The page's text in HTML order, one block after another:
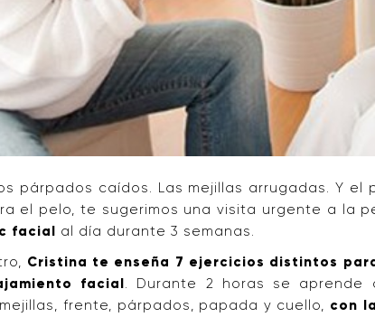
párpados caídos. Las mejillas arrugadas. Y
el pelo, te sugerimos una visita urgente a la
facial al día durante 3 semanas.
Cristina te enseña 7 ejercicios distintos
facial. Durante 2 horas se aprende
frente, párpados, papada y cuello, con